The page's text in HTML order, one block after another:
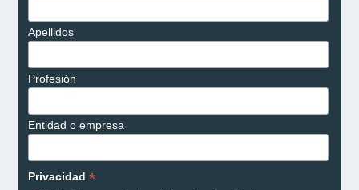
Apellidos
Profesión
Entidad o empresa
Privacidad *